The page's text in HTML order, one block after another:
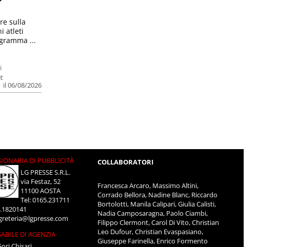
il 06/08/2026
sulla
atleti
...
DI PUBBLICITÀ
LG PRESSE S.R.L.
via Festaz, 52
11100 AOSTA
Tel: 0165.231711
DI AGENZIA
COLLABORATORI
Francesca Arcaro, Massimo Altini,
Corrado Bellora, Nadine Blanc, Riccardo
Bortolotti, Manila Calipari, Giulia Calisti,
Nadia Camposaragna, Paolo Ciambi,
Filippo Clermont, Carol Di Vito, Christian
Leo Dufour, Christian Evaspasiano,
Giuseppe Farinella, Enrico Formento